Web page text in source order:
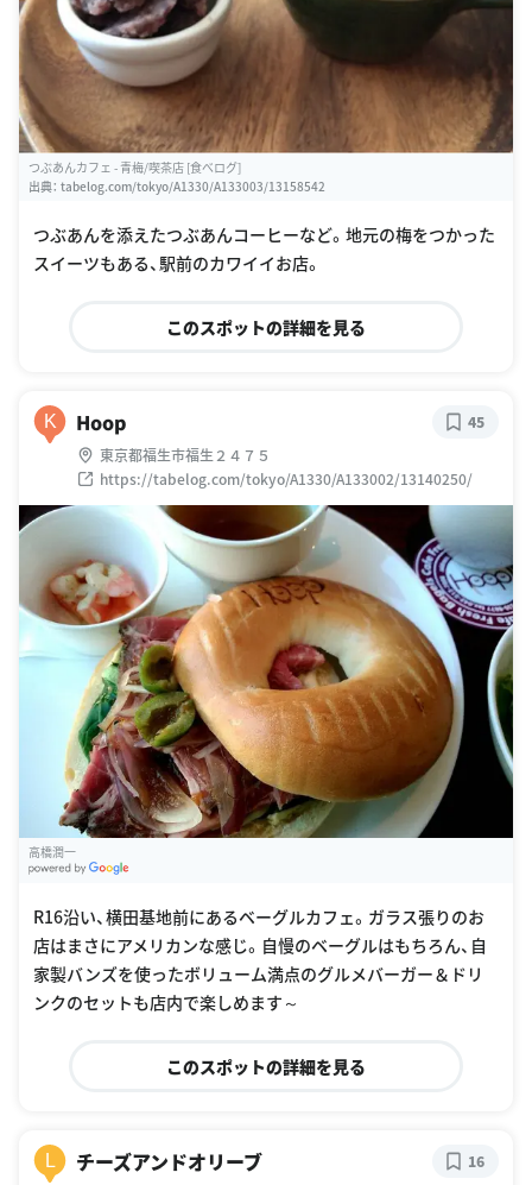
つぶあんカフェ - 青梅/喫茶店 [食べログ]
出典： tabelog.com/tokyo/A1330/A133003/13158542
つぶあんを添えたつぶあんコーヒーなど。地元の梅をつかった
スイーツもある、駅前のカワイイお店。
このスポットの詳細を見る
K Hoop
東京都福生市福生２４７５
https://tabelog.com/tokyo/A1330/A133002/13140250/
45
高橋潤一
R16沿い、横田基地前にあるベーグルカフェ。ガラス張りのお
店はまさにアメリカンな感じ。自慢のベーグルはもちろん、自
家製バンズを使ったボリューム満点のグルメバーガー＆ドリ
ンクのセットも店内で楽しめます～
このスポットの詳細を見る
L チーズアンドオリーブ 16